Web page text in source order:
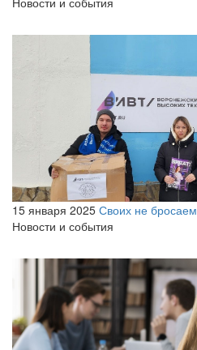
15 января 2025 Своих не бросаем
Новости и события